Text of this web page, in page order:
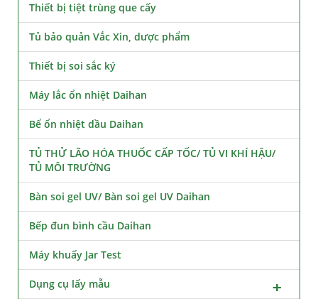
Thiết bị tiệt trùng que cấy
Tủ bảo quản Vắc Xin, dược phẩm
Thiết bị soi sắc ký
Máy lắc ổn nhiệt Daihan
Bể ổn nhiệt dầu Daihan
TỦ THỬ LÃO HÓA THUỐC CẤP TỐC/ TỦ VI KHÍ HẬU/
TỦ MÔI TRƯỜNG
Bàn soi gel UV/ Bàn soi gel UV Daihan
Bếp đun bình cầu Daihan
Máy khuấy Jar Test
Dụng cụ lấy mẫu